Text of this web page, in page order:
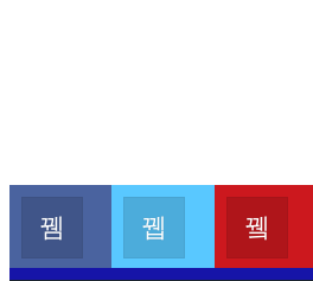
Kalesang Info
Join us on Facebook
Kalesang Media
Join us on Twitter